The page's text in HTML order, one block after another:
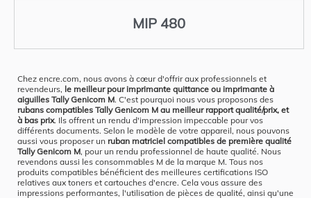
MIP 480
Chez encre.com, nous avons à cœur d'offrir aux professionnels et
revendeurs, le meilleur pour imprimante quittance ou imprimante à
aiguilles Tally Genicom M. C'est pourquoi nous vous proposons des
rubans compatibles Tally Genicom M au meilleur rapport qualité/prix, et
à bas prix. Ils offrent un rendu d'impression impeccable pour vos
différents documents. Selon le modèle de votre appareil, nous pouvons
aussi vous proposer un ruban matriciel compatibles de première qualité
Tally Genicom M, pour un rendu professionnel de haute qualité. Nous
revendons aussi les consommables M de la marque M. Tous nos
produits compatibles bénéficient des meilleures certifications ISO
relatives aux toners et cartouches d'encre. Cela vous assure des
impressions performantes, l'utilisation de pièces de qualité, ainsi qu'une